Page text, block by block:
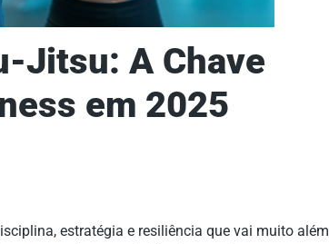
Jitsu: A Chave
em 2025
estratégia e resiliência que vai muito além